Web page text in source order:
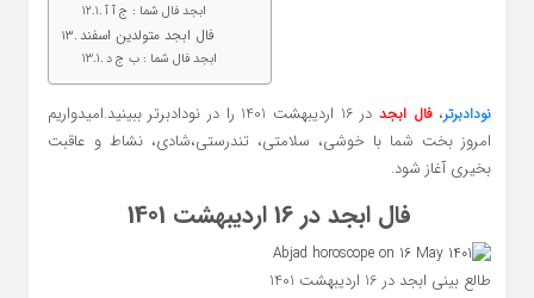
ابجد فال شما : ج آ آ
فال ابجد متولدین اسفند
ابجد فال شما : ب ج د
نودادبرتر،فال ابجد
در 16 اردیبهشت 1401 را در نودادبرتر ببینید.امیدواریم
امروز بخت شما با خوشی، سلامتی، تندرستی،شادی، نشاط و عاقبت
بخیری آغاز شود.
فال ابجد در 16 اردیبهشت 1401
طالع بینی ابجد در 16 اردیبهشت 1401